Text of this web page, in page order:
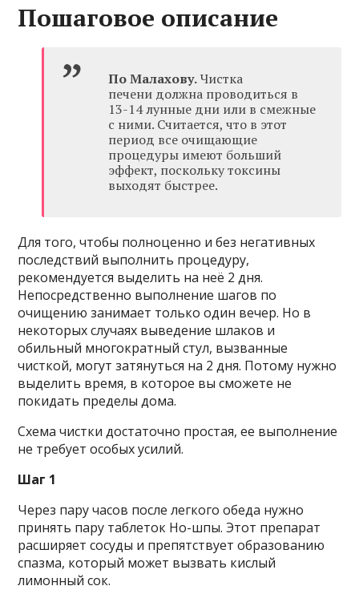
Пошаговое описание
По Малахову.Чистка
печени должна проводиться в
13-14 лунные дни или в смежные
с ними. Считается, что в этот
период все очищающие
процедуры имеют больший
эффект, поскольку токсины
выходят быстрее.
Для того, чтобы полноценно и без негативных
последствий выполнить процедуру,
рекомендуется выделить на неё 2 дня.
Непосредственно выполнение шагов по
очищению занимает только один вечер. Но в
некоторых случаях выведение шлаков и
обильный многократный стул, вызванные
чисткой, могут затянуться на 2 дня. Потому нужно
выделить время, в которое вы сможете не
покидать пределы дома.
Схема чистки достаточно простая, ее выполнение
не требует особых усилий.
Шаг 1
Через пару часов после легкого обеда нужно
принять пару таблеток Но-шпы. Этот препарат
расширяет сосуды и препятствует образованию
спазма, который может вызвать кислый
лимонный сок.